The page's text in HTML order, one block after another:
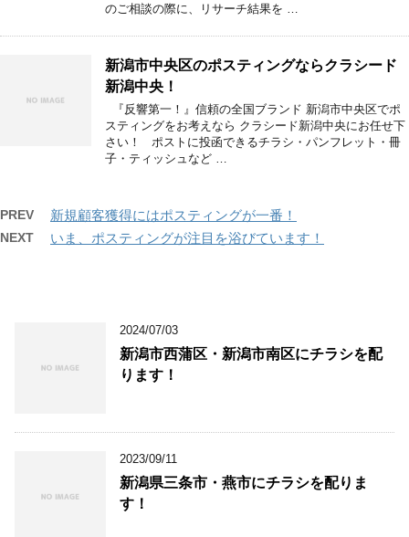
のご相談の際に、リサーチ結果を …
新潟市中央区のポスティングならクラシード
新潟中央！
『反響第一！』信頼の全国ブランド 新潟市中央区でポ
スティングをお考えなら クラシード新潟中央にお任せ下
さい！ ポストに投函できるチラシ・パンフレット・冊
子・ティッシュなど …
PREV 新規顧客獲得にはポスティングが一番！
NEXT いま、ポスティングが注目を浴びています！
2024/07/03
新潟市西蒲区・新潟市南区にチラシを配
ります！
2023/09/11
新潟県三条市・燕市にチラシを配りま
す！